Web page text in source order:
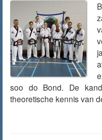
soo do Bond. De
theoretische kennis van